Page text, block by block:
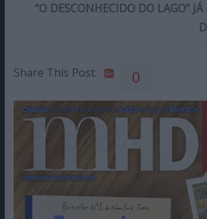
“O DESCONHECIDO DO LAGO” JÁ
Share This Post: 0